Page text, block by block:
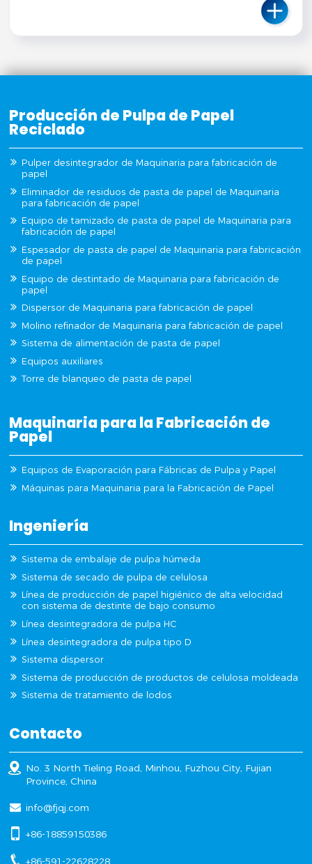
Producción de Pulpa de Papel
Reciclado
Pulper desintegrador de Maquinaria para fabricación de
papel
Eliminador de residuos de pasta de papel de Maquinaria
para fabricación de papel
Equipo de tamizado de pasta de papel de Maquinaria para
fabricación de papel
Espesador de pasta de papel de Maquinaria para fabricación
de papel
Equipo de destintado de Maquinaria para fabricación de
papel
Dispersor de Maquinaria para fabricación de papel
Molino refinador de Maquinaria para fabricación de papel
Sistema de alimentación de pasta de papel
Equipos auxiliares
Torre de blanqueo de pasta de papel
Maquinaria para la Fabricación de
Papel
Equipos de Evaporación para Fábricas de Pulpa y Papel
Máquinas para Maquinaria para la Fabricación de Papel
Ingeniería
Sistema de embalaje de pulpa húmeda
Sistema de secado de pulpa de celulosa
Línea de producción de papel higiénico de alta velocidad
con sistema de destinte de bajo consumo
Línea desintegradora de pulpa HC
Línea desintegradora de pulpa tipo D
Sistema dispersor
Sistema de producción de productos de celulosa moldeada
Sistema de tratamiento de lodos
Contacto
No. 3 North Tieling Road, Minhou, Fuzhou City, Fujian
Province, China
info@fjqj.com
+86-18859150386
+86-591-22628228